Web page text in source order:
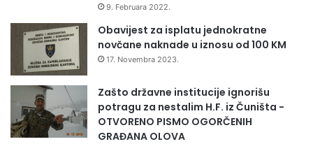
9. Februara 2022.
Obavijest za isplatu jednokratne
novčane naknade u iznosu od 100 KM
17. Novembra 2023.
Zašto državne institucije ignorišu
potragu za nestalim H.F. iz Čuništa -
OTVORENO PISMO OGORČENIH
GRAĐANA OLOVA